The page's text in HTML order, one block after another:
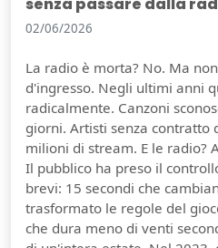
02/06/2026
La radio è morta? No. Ma
d'ingresso. Negli ultimi anni
radicalmente. Canzoni
giorni. Artisti senza contratto
milioni di stream. E le radio?
Il pubblico ha preso il
brevi: 15 secondi che
trasformato le regole del
che dura meno di venti